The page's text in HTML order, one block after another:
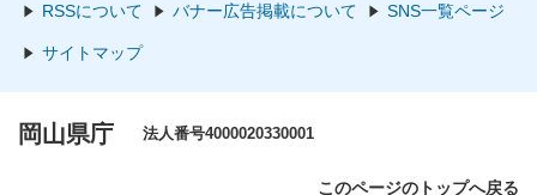
RSSについて バナー広告掲載について SNS一覧ページ
サイトマップ
岡山県庁 法人番号4000020330001
このページのトップへ戻る